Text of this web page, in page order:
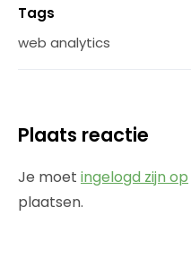
Tags
web analytics
Plaats reactie
Je moet ingelogd zijn op
plaatsen.